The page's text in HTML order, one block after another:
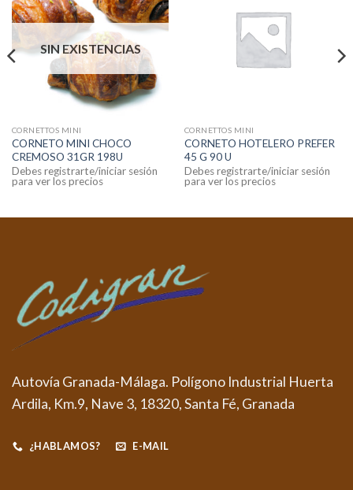
SIN EXISTENCIAS
CORNETTOS MINI
CORNETO MINI CHOCO
CREMOSO 31GR 198U
Debes registrarte/iniciar sesión
para ver los precios
CORNETTOS MINI
CORNETO HOTELERO PREFER
45 G 90 U
Debes registrarte/iniciar sesión
para ver los precios
Autovía Granada-Málaga. Polígono Industrial Huerta
Ardila, Km.9, Nave 3, 18320, Santa Fé, Granada
¿HABLAMOS? E-MAIL